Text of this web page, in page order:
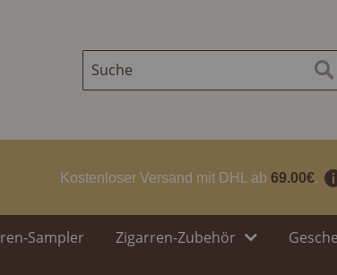
Suche
Kostenloser Versand mit DHL ab 69.00€.
Sampler Zigarren-Zubehör